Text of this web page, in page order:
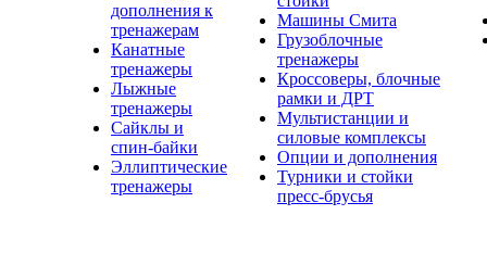
дополнения к
тренажерам
Канатные
тренажеры
Лыжные
тренажеры
Сайклы и
спин-байки
Эллиптические
тренажеры
Машины Смита
Грузоблочные
тренажеры
Кроссоверы, блочные
рамки и ДРТ
Мультистанции и
силовые комплексы
Опции и дополнения
Турники и стойки
пресс-брусья